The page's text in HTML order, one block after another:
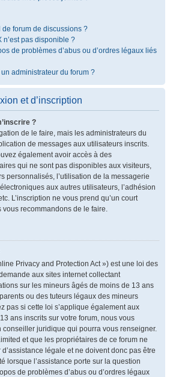
forum de discussions ?
n’est pas disponible ?
de problèmes d’abus ou d’ordres légaux liés
administrateur du forum ?
et d’inscription
?
de le faire, mais les administrateurs du
de messages aux utilisateurs inscrits.
également avoir accès à des
qui ne sont pas disponibles aux visiteurs,
personnalisés, l’utilisation de la messagerie
aux autres utilisateurs, l’adhésion
L’inscription ne vous prend qu’un court
vous recommandons de le faire.
Privacy and Protection Act ») est une loi des
aux sites internet collectant
sur les mineurs âgés de moins de 13 ans
ou des tuteurs légaux des mineurs
pas si cette loi s’applique également aux
ans inscrits sur votre forum, nous vous
conseiller juridique qui pourra vous renseigner.
et que les propriétaires de ce forum ne
légale et ne doivent donc pas être
lorsque l’assistance porte sur la question
de problèmes d’abus ou d’ordres légaux